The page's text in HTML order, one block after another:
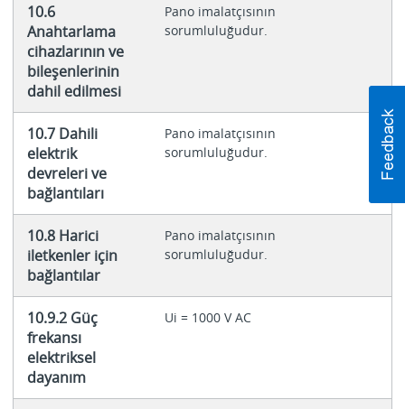
10.6
Anahtarlama
cihazlarının ve
bileşenlerinin
dahil edilmesi
Pano imalatçısının
sorumluluğudur.
10.7 Dahili
elektrik
devreleri ve
bağlantıları
Pano imalatçısının
sorumluluğudur.
10.8 Harici
iletkenler için
bağlantılar
Pano imalatçısının
sorumluluğudur.
10.9.2 Güç
frekansı
elektriksel
dayanım
Ui = 1000 V AC